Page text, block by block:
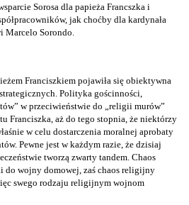
Sorosa dla papieża Francszka i
jak choćby dla kardynała
Marcelo Sorondo.
Franciszkiem pojawiła się obiektywna
Polityka gościnności,
w przeciwieństwie do „religii murów”
Franciszka, aż do tego stopnia, że niektórzy
w celu dostarczenia moralnej aprobaty
Pewne jest w każdym razie, że dzisiaj
tworzą zwarty tandem. Chaos
wojny domowej, zaś chaos religijny
swego rodzaju religijnym wojnom